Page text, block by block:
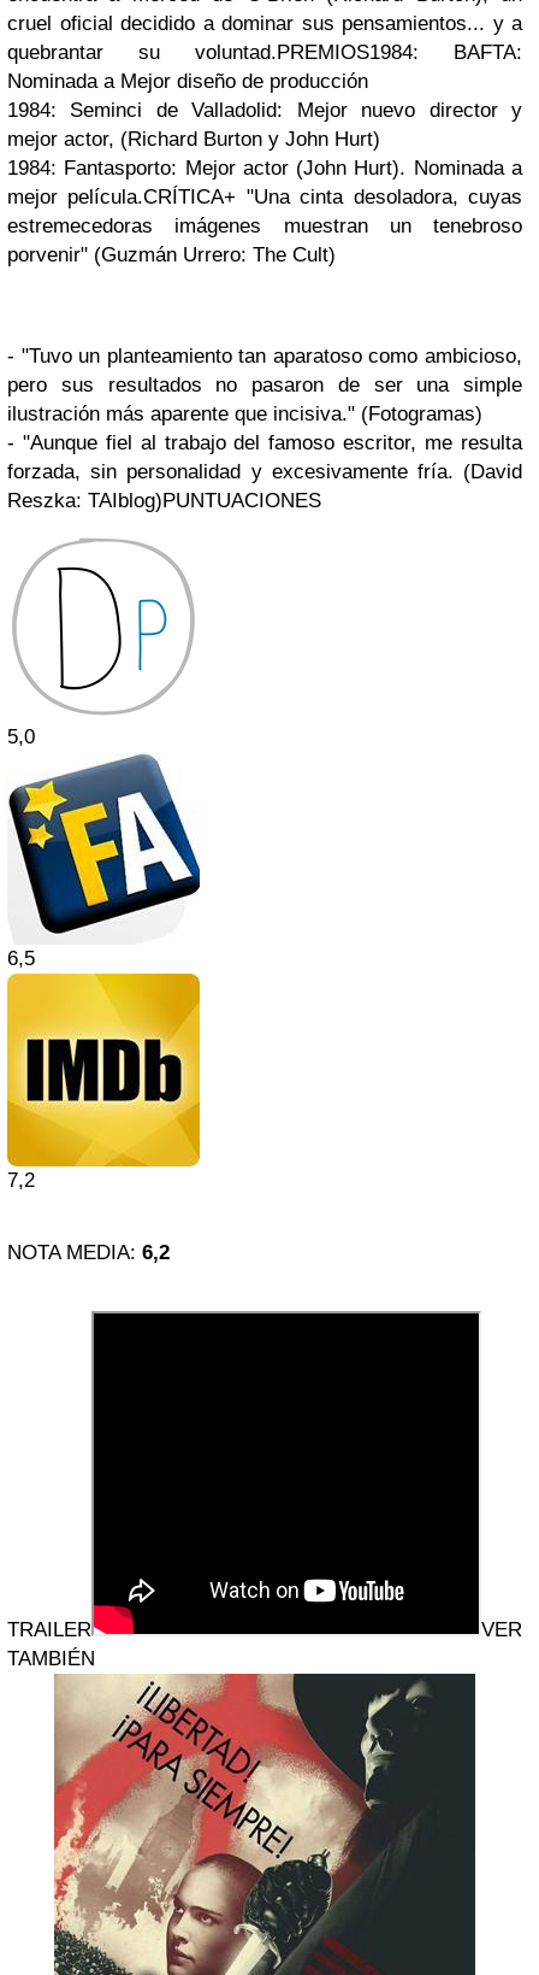
cruel oficial decidido a dominar sus pensamientos... y a
quebrantar su voluntad.PREMIOS1984: BAFTA:
Nominada a Mejor diseño de producción
1984: Seminci de Valladolid: Mejor nuevo director y
mejor actor, (Richard Burton y John Hurt)
1984: Fantasporto: Mejor actor (John Hurt). Nominada a
mejor película.CRÍTICA+ "Una cinta desoladora, cuyas
estremecedoras imágenes muestran un tenebroso
porvenir" (Guzmán Urrero: The Cult)
- "Tuvo un planteamiento tan aparatoso como ambicioso,
pero sus resultados no pasaron de ser una simple
ilustración más aparente que incisiva." (Fotogramas)
- "Aunque fiel al trabajo del famoso escritor, me resulta
forzada, sin personalidad y excesivamente fría. (David
Reszka: TAIblog)PUNTUACIONES
5,0
6,5
7,2
NOTA MEDIA: 6,2
TRAILER
VER
TAMBIÉN